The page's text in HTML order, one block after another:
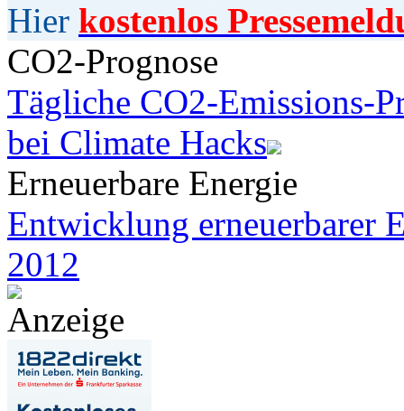
Hier kostenlos
CO2-Prognose
Tägliche CO2-Emissions-
bei Climate Hacks
Erneuerbare Energie
Entwicklung erneuerbarer
2012
Anzeige